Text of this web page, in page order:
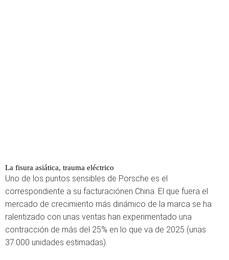
La fisura asiática, trauma eléctrico
Uno de los puntos sensibles de Porsche es el
correspondiente a su facturaciónen China. El que fuera el
mercado de crecimiento más dinámico de la marca se ha
ralentizado con unas ventas han experimentado una
contracción de más del 25% en lo que va de 2025 (unas
37.000 unidades estimadas).